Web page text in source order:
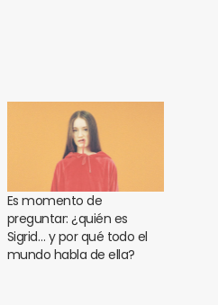
Es momento de
preguntar: ¿quién es
Sigrid… y por qué todo el
mundo habla de ella?